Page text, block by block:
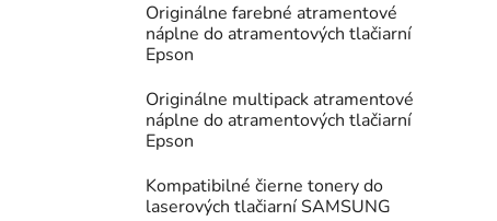
Originálne farebné atramentové
náplne do atramentových tlačiarní
Epson
Originálne multipack atramentové
náplne do atramentových tlačiarní
Epson
Kompatibilné čierne tonery do
laserových tlačiarní SAMSUNG